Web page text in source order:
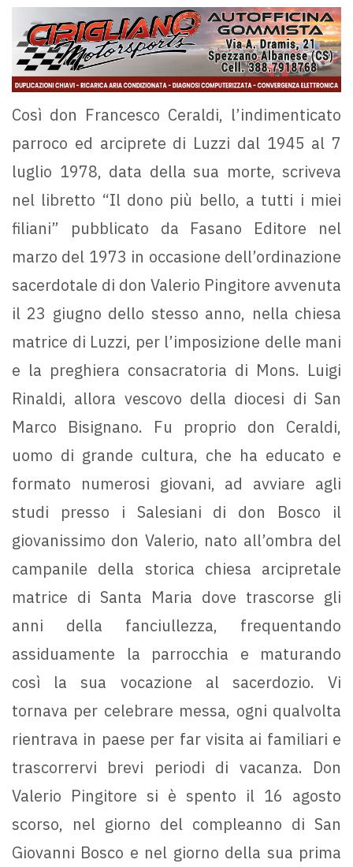
Così don Francesco Ceraldi, l’indimenticato
parroco ed arciprete di Luzzi dal 1945 al 7
luglio 1978, data della sua morte, scriveva
nel libretto “Il dono più bello, a tutti i miei
filiani” pubblicato da Fasano Editore nel
marzo del 1973 in occasione dell’ordinazione
sacerdotale di don Valerio Pingitore avvenuta
il 23 giugno dello stesso anno, nella chiesa
matrice di Luzzi, per l’imposizione delle mani
e la preghiera consacratoria di Mons. Luigi
Rinaldi, allora vescovo della diocesi di San
Marco Bisignano. Fu proprio don Ceraldi,
uomo di grande cultura, che ha educato e
formato numerosi giovani, ad avviare agli
studi presso i Salesiani di don Bosco il
giovanissimo don Valerio, nato all’ombra del
campanile della storica chiesa arcipretale
matrice di Santa Maria dove trascorse gli
anni della fanciullezza, frequentando
assiduamente la parrocchia e maturando
così la sua vocazione al sacerdozio. Vi
tornava per celebrare messa, ogni qualvolta
rientrava in paese per far visita ai familiari e
trascorrervi brevi periodi di vacanza. Don
Valerio Pingitore si è spento il 16 agosto
scorso, nel giorno del compleanno di San
Giovanni Bosco e nel giorno della sua prima